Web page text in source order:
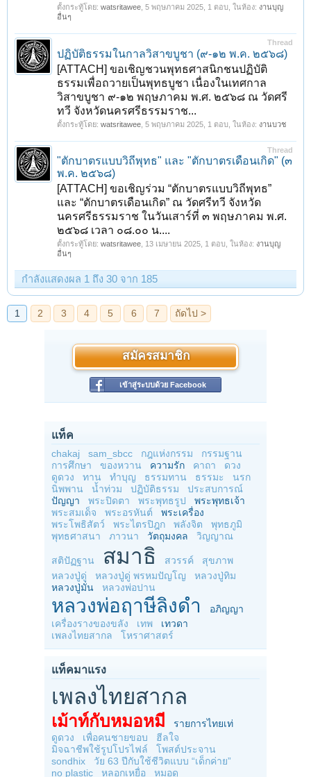
ตั้งกระทู้โดย: watsritawee 5 พฤษภาคม 2025 , 1 ตอบ, ในห้อง: งานบุญ
อื่นๆ
Thread
ปฏิบัติธรรมในกาลวิสาขบูชา (๙-๑๒ พ.ค. ๒๕๖๘)
[ATTACH] ขอเชิญชวนพุทธศาสนิกชนปฏิบัติ
ธรรมเพื่อถวายเป็นพุทธบูชา เนื่องในเทศกาล
วิสาขบูชา ๙-๑๒ พฤษภาคม พ.ศ. ๒๕๖๘ ณ วัดศรี
ทวี จังหวัดนครศรีธรรมราช...
ตั้งกระทู้โดย: watsritawee 5 พฤษภาคม 2025 , 1 ตอบ, ในห้อง: งานบวช
Thread
"ตักบาตรแบบวิถีพุทธ" และ "ตักบาตรเดือนเกิด" (๓
พ.ค. ๒๕๖๘)
[ATTACH] ขอเชิญร่วม “ตักบาตรแบบวิถีพุทธ”
และ “ตักบาตรเดือนเกิด” ณ วัดศรีทวี จังหวัด
นครศรีธรรมราช ในวันเสาร์ที่ ๓ พฤษภาคม พ.ศ.
๒๕๖๘ เวลา ๐๘.๐๐ น....
ตั้งกระทู้โดย: watsritawee 13 เมษายน 2025 , 1 ตอบ, ในห้อง: งานบุญ
อื่นๆ
กำลังแสดงผล 1 ถึง 30 จาก 185
สมัครสมาชิก
เข้าสู่ระบบด้วย Facebook
แท็ค
chakaj sam_sbcc กฎแห่งกรรม
กรรมฐาน
การศึกษา
ของหวาน ความรัก คาถา
ดวง
ดูดวง
ทาน ทำบุญ ธรรมทาน ธรรมะ
นรก
นิพพาน
น้ำท่วม ปฏิบัติธรรม
ประสบการณ์
ปัญญา
พระปิดตา พระพุทธรูป
พระพุทธเจ้า
พระสมเด็จ
พระอรหันต์
พระเครื่อง
พระโพธิสัตว์
พระไตรปิฎก พลังจิต
พุทธภูมิ
พุทธศาสนา
ภาวนา วัตถุมงคล วิญญาณ
สติปัฏฐาน สมาธิ สวรรค์
สุขภาพ
หลวงปู่ดู่
หลวงปู่ดู่ พรหมปัญโญ
หลวงปู่ทิม
หลวงปู่มั่น
หลวงพ่อปาน
หลวงพ่อฤาษีลิงดำ
อภิญญา
เครื่องรางของขลัง
เทพ
เทวดา
เพลงไทยสากล
โหราศาสตร์
แท็คมาแรง
เพลงไทยสากล
เม้าท์กับหมอหมี
รายการไทยเท่
ดูดวง
เพื่อคนชายขอบ
ฮีลใจ
มิจฉาชีพใช้รูปโปรไฟล์
โพสต์ประจาน
sondhix
วัย 63 ปีกับใช้ชีวิตแบบ “เด็กค่าย”
no plastic
หลอกเหยื่อ หมอดู